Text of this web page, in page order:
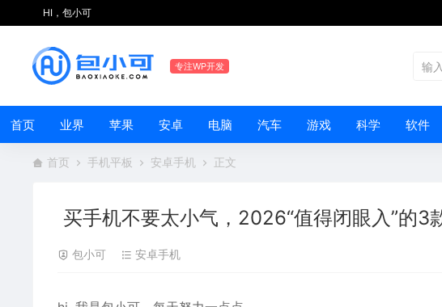
HI，包小可
专注WP开发
首页 业界 苹果 安卓 电脑 汽车 游戏 科学 软件
首页 手机平板 安卓手机 正文
买手机不要太小气，2026“值得闭眼入”的
包小可 安卓手机